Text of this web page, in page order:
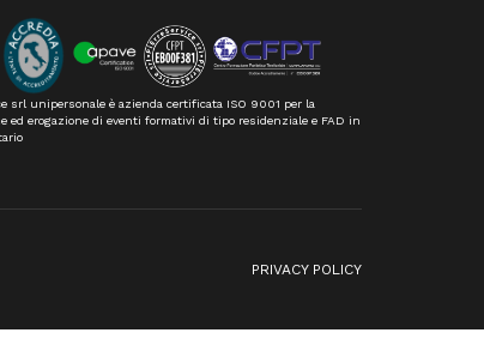
srl unipersonale è azienda certificata ISO 9001 per la
ed erogazione di eventi formativi di tipo residenziale e FAD in
PRIVACY POLICY